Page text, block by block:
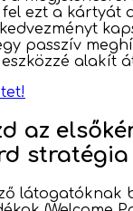
fel ezt a kártyát
passzív
alakít
az
stratégia
látogatóknak